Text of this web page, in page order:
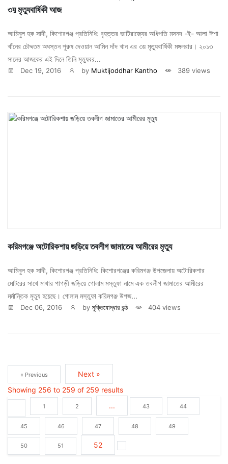
৩য় মৃত্যুবার্ষিকী আজ
আমিনুল হক সাদী, কিশোরগঞ্জ প্রতিনিধি: বৃহত্তর ভাটিরাজ্যের অধিপতি মসনদ -ই- আলা ঈশা
খাঁনের চৌদ্দতম অধস্তন পুরুষ দেওয়ান আমিন দাঁদ খান এর ৩য় মৃত্যুবার্ষিকী মঙ্গলরার। ২০১৩
সালের আজকের এই দিনে তিনি মৃত্যুবর...
Dec 19, 2016 by Muktijoddhar Kantho 389 views
করিমগঞ্জে অটোরিকশায় জড়িয়ে তবলীগ জামাতের আমীরের মৃত্যু
আমিনুল হক সাদী, কিশোরগঞ্জ প্রতিনিধি: কিশোরগঞ্জের করিমগঞ্জ উপজেলায় অটোরিকশার
মোটরের সাথে মাথার পাগড়ী জড়িয়ে গোলাম মস্তুফা নামে এক তবলীগ জামাতের আমীরের
মর্মান্তিক মৃত্যু হয়েছে। গোলাম মস্তুফা করিমগঞ্জ উপজ...
Dec 06, 2016 by মুক্তিযোদ্ধার কন্ঠ 404 views
« Previous
Next »
Showing 256 to 259 of 259 results
1 2 ... 43 44
45 46 47 48 49
50 51 52